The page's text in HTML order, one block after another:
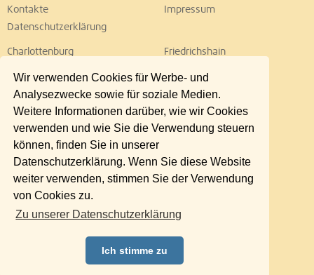
Wir verwenden Cookies für Werbe- und
Analysezwecke sowie für soziale Medien.
Weitere Informationen darüber, wie wir Cookies
verwenden und wie Sie die Verwendung steuern
können, finden Sie in unserer
Datenschutzerklärung. Wenn Sie diese Website
weiter verwenden, stimmen Sie der Verwendung
von Cookies zu.
Zu unserer Datenschutzerklärung
Ich stimme zu
Kontakte
Impressum
Datenschutzerklärung
Charlottenburg
Friedrichshain
Lichtenberg
Marzahn
Neukölln
Pankow
Reinickendorf
Schöneberg
Spandau
Steglitz
Tempelhof
Treptow
Umland Ost